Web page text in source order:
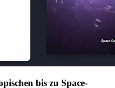
bis zu Space-